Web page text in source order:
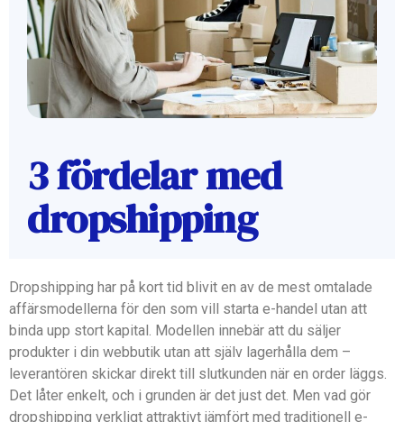
3 fördelar med
dropshipping
Dropshipping har på kort tid blivit en av de mest omtalade
affärsmodellerna för den som vill starta e-handel utan att
binda upp stort kapital. Modellen innebär att du säljer
produkter i din webbutik utan att själv lagerhålla dem –
leverantören skickar direkt till slutkunden när en order läggs.
Det låter enkelt, och i grunden är det just det. Men vad gör
dropshipping verkligt attraktivt jämfört med traditionell e-